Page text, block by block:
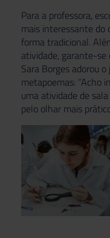
Para a professora,
mais interessante do
forma tradicional.
atividade, garante-se
Sara Borges adorou
metapoemas: “Acho
uma atividade de
pelo olhar mais